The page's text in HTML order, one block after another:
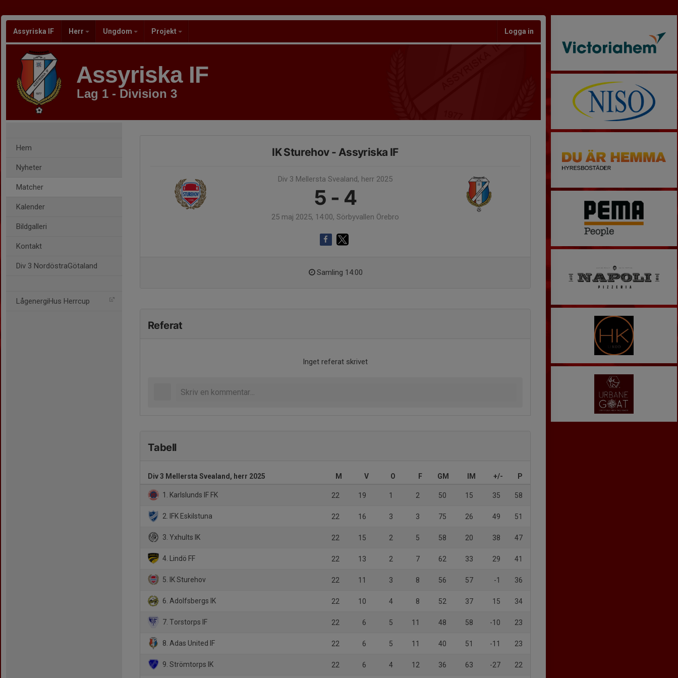
Assyriska IF Herr Ungdom Projekt Logga in
Assyriska IF
Lag 1 - Division 3
Hem
Nyheter
Matcher
Kalender
Bildgalleri
Kontakt
Div 3 NordöstraGötaland
LågenergiHus Herrcup
IK Sturehov - Assyriska IF
Div 3 Mellersta Svealand, herr 2025
5 - 4
25 maj 2025, 14:00, Sörbyvallen Örebro
Samling 14:00
Referat
Inget referat skrivet
Tabell
Div 3 Mellersta Svealand, herr 2025 M V O F GM IM +/- P
1. Karlslunds IF FK 22 19 1 2 50 15 35 58
2. IFK Eskilstuna 22 16 3 3 75 26 49 51
3. Yxhults IK 22 15 2 5 58 20 38 47
4. Lindö FF 22 13 2 7 62 33 29 41
5. IK Sturehov 22 11 3 8 56 57 -1 36
6. Adolfsbergs IK 22 10 4 8 52 37 15 34
7. Torstorps IF 22 6 5 11 48 58 -10 23
8. Adas United IF 22 6 5 11 40 51 -11 23
9. Strömtorps IK 22 6 4 12 36 63 -27 22